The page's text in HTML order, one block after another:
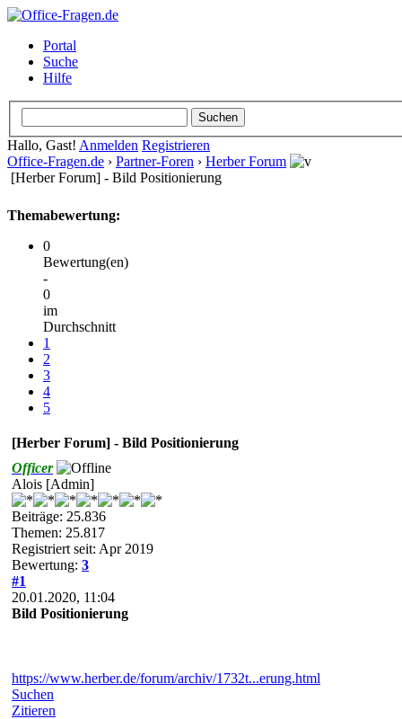
Portal
Suche
Hilfe
Hallo, Gast! Anmelden Registrieren
Office-Fragen.de › Partner-Foren › Herber Forum
[Herber Forum] - Bild Positionierung
Themabewertung:
0
Bewertung(en)
-
0
im
Durchschnitt
1
2
3
4
5
[Herber Forum] - Bild Positionierung
Officer
Alois [Admin]
Beiträge: 25.836
Themen: 25.817
Registriert seit: Apr 2019
Bewertung: 3
#1
20.01.2020, 11:04
Bild Positionierung
https://www.herber.de/forum/archiv/1732t...erung.html
Suchen
Zitieren